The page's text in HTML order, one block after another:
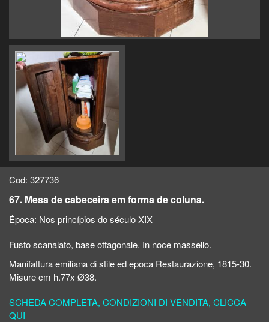
Cod: 327736
67. Mesa de cabeceira em forma de coluna.
Época: Nos princípios do século XIX
Fusto scanalato, base ottagonale. In noce massello.
Manifattura emiliana di stile ed epoca Restaurazione, 1815-30.
Misure cm h.77x Ø38.
SCHEDA COMPLETA, CONDIZIONI DI VENDITA, CLICCA
QUI